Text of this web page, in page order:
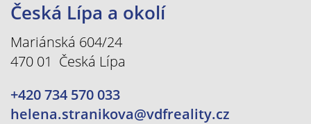
Česká Lípa a okolí
Mariánská 604/24
470 01 Česká Lípa
+420 734 570 033
helena.stranikova@vdfreality.cz